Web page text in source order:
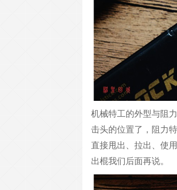
机械特工的外型与阻
击头的位置了，阻力
直接甩出、拉出、使
出棍我们后面再说。